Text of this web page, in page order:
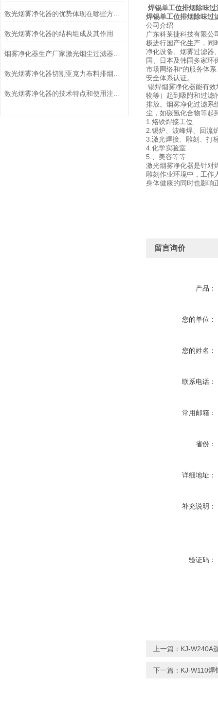
激光烟雾净化器的优势体现在哪些方面？
激光烟雾净化器的结构组成及其作用
焊锡单工位排烟除味
焊锡单工位排烟除味过
公司介绍
广东科莱捷科技有限公
极进行国产化生产，同
净化设备、烟雾过滤器
国、日本及韩国多家环
市场网络和*的服务体
安全体系认证。
锡焊烟雾净化器能有
物等）起到吸附和过滤
排放。烟雾净化过滤系
尘，如碳氢化合物等起
1.烙铁焊接工位
2.锡炉、波峰焊、回流
3.激光焊接、雕刻、打
4.化学实验室
5.、美容等等
激光烟雾净化器是针对
雕刻作业环境中，工作
身体健康的同时也影响
留言询价
产品：
您的单位：
您的姓名：
联系电话：
常用邮箱：
省份：
详细地址：
补充说明：
验证码：
上一篇： KJ-W240A
下一篇： KJ-W110焊